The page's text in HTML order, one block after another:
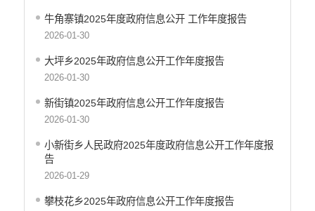
牛角寨镇2025年度政府信息公开 工作年度报告
2026-01-30
大坪乡2025年政府信息公开工作年度报告
2026-01-30
新街镇2025年政府信息公开工作年度报告
2026-01-30
小新街乡人民政府2025年度政府信息公开工作年度报
告
2026-01-29
攀枝花乡2025年政府信息公开工作年度报告